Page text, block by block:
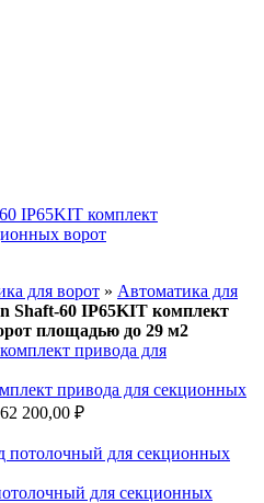
для ворот » Автоматика для
Shaft-60 IP65KIT комплект
площадью до 29 м2
привода для секционных
62 200,00 ₽
для секционных